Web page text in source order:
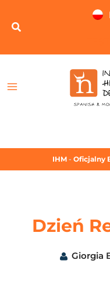
IHM - Oficjalny
Dzień
Giorgia